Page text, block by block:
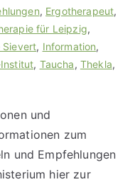
, Ergotherapeut,
für Leipzig,
Sievert, Information,
, Taucha, Thekla,
und
zum
und Empfehlungen
hier zur